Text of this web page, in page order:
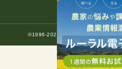
著作権等
©1996-2022 Rural Culture